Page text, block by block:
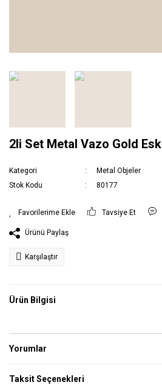
2li Set Metal Vazo Gold
Kategori
Metal Objeler
Stok Kodu
80177
Tavsiye Et
Ürünü Paylaş
Karşılaştır
Ürün Bilgisi
Yorumlar
Taksit Seçenekleri